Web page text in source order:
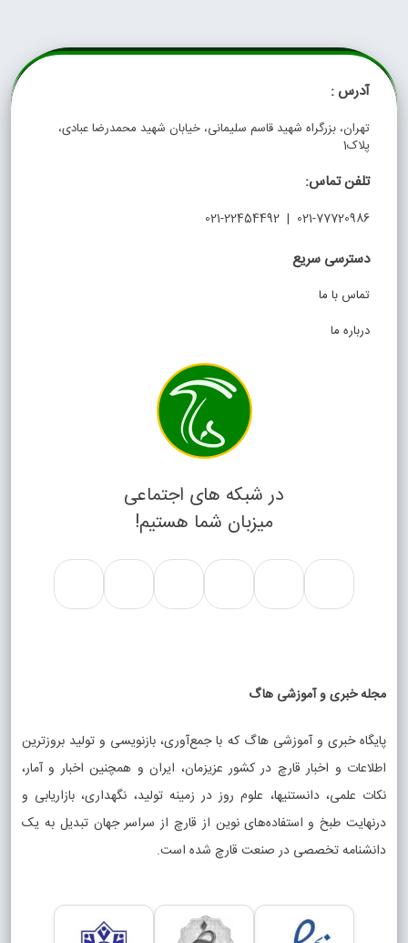
آدرس :
تهران، بزرگراه شهید قاسم سلیمانی، خیابان شهید محمدرضا عبادی،
پلاک1
تلفن تماس:
021-77720986 | 021-22454492
دسترسی سریع
تماس با ما
درباره ما
در شبکه های اجتماعی
میزبان شما هستیم!
مجله خبری و آموزشی هاگ
پایگاه خبری و آموزشی هاگ که با جمع‌آوری، بازنویسی و تولید بروزترین
اطلاعات و اخبار قارچ در کشور عزیزمان، ایران و همچنین اخبار و آمار،
نکات علمی، دانستنیها، علوم روز در زمینه تولید، نگهداری، بازاریابی و
درنهایت طبخ و استفاده‌های نوین از قارچ از سراسر جهان تبدیل به یک
دانشنامه تخصصی در صنعت قارچ شده است.